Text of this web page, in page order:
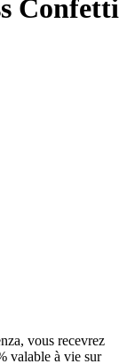
Confetti
vous recevrez
valable à vie sur